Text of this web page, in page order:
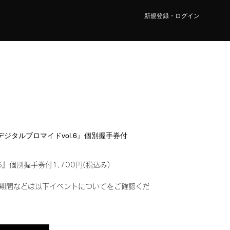
新規登録・ログイン
ジタルブロマイドvol.6』個別握手券付
』個別握手券付1,700円(税込み)
間などは以下イベントについてをご確認くだ